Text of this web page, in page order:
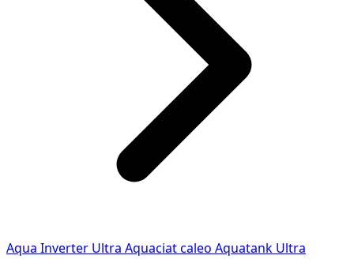
Aqua Inverter Ultra Aquaciat caleo Aquatank Ultra